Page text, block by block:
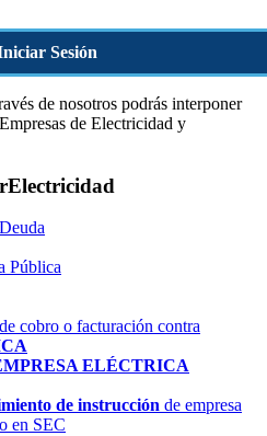
Sesión
de nosotros podrás interponer
de Electricidad y
Electricidad
Pública
cobro o facturación contra
ELÉCTRICA
de instrucción de empresa
en SEC